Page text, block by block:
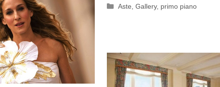
Categorie
Aste ,Gallery, primo piano